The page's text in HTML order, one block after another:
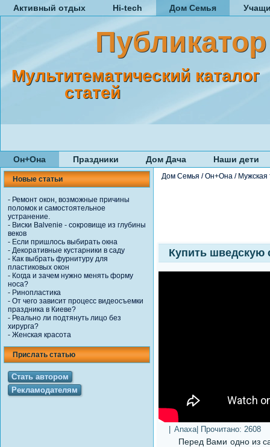
Активный отдых Hi-tech Дом Семья
Публикатор
Мультитематический каталог
статей
Он+Она Праздники Дом Дача Наши дети
Новые статьи
- Ремонт окон, возможные причины
поломок и самостоятельное
устранение.
- Виски Balvenie - сокровище из глубины
веков
- Если пришлось выбирать окна
- Декоративные кустарники в саду
- Как выбрать фурнитуру для
пластиковых окон
- Когда и зачем нужно менять форму
носа?
- Ринопластика
- От чего зависит процесс видеосъемки
праздника в Киеве?
- Реально ли подтянуть лицо без
хирурга?
- Женская красота
Прислать статью
Стать автором
Рекламодателям
Дом Семья /Он+Она / Мужская
Купить шведскую
Anaxa| Прочитано: 2608
Перед Вами одно из